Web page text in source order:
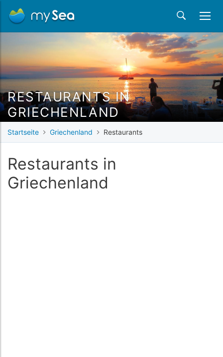
RESTAURANTS IN
GRIECHENLAND
Startseite Griechenland Restaurants
Restaurants in
Griechenland